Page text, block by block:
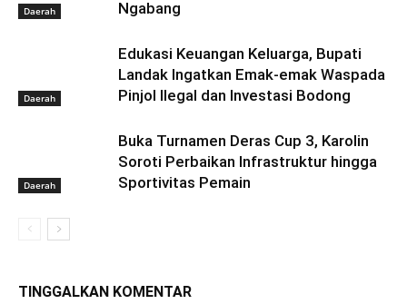
Daerah
Ngabang
Daerah
Edukasi Keuangan Keluarga, Bupati
Landak Ingatkan Emak-emak Waspada
Pinjol Ilegal dan Investasi Bodong
Daerah
Buka Turnamen Deras Cup 3, Karolin
Soroti Perbaikan Infrastruktur hingga
Sportivitas Pemain
TINGGALKAN KOMENTAR